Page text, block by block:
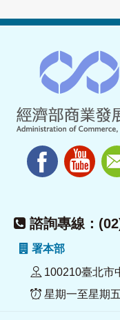
諮詢專線：
署本部
100210臺北市
星期一至星期